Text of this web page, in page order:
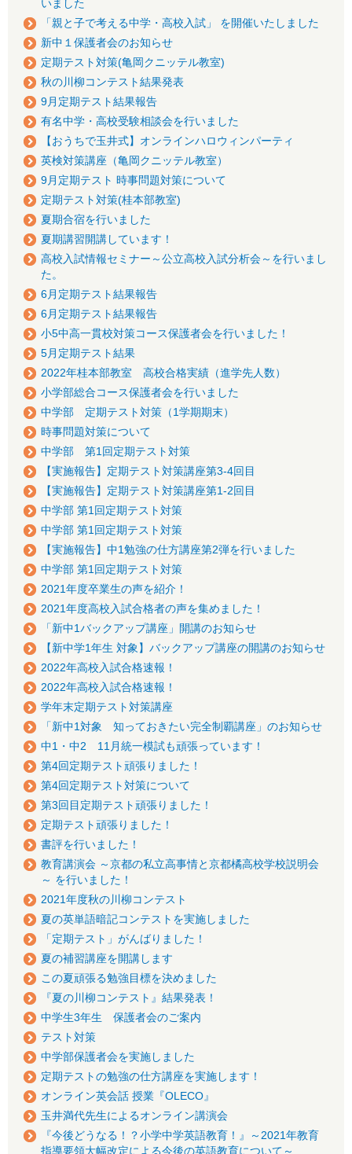
いました
「親と子で考える中学・高校入試」 を開催いたしました
新中１保護者会のお知らせ
定期テスト対策(亀岡クニッテル教室)
秋の川柳コンテスト結果発表
9月定期テスト結果報告
有名中学・高校受験相談会を行いました
【おうちで玉井式】オンラインハロウィンパーティ
英検対策講座（亀岡クニッテル教室）
9月定期テスト 時事問題対策について
定期テスト対策(桂本部教室)
夏期合宿を行いました
夏期講習開講しています！
高校入試情報セミナー～公立高校入試分析会～を行いまし
た。
6月定期テスト結果報告
6月定期テスト結果報告
小5中高一貫校対策コース保護者会を行いました！
5月定期テスト結果
2022年桂本部教室 高校合格実績（進学先人数）
小学部総合コース保護者会を行いました
中学部 定期テスト対策（1学期期末）
時事問題対策について
中学部 第1回定期テスト対策
【実施報告】定期テスト対策講座第3-4回目
【実施報告】定期テスト対策講座第1-2回目
中学部 第1回定期テスト対策
中学部 第1回定期テスト対策
【実施報告】中1勉強の仕方講座第2弾を行いました
中学部 第1回定期テスト対策
2021年度卒業生の声を紹介！
2021年度高校入試合格者の声を集めました！
「新中1バックアップ講座」開講のお知らせ
【新中学1年生 対象】バックアップ講座の開講のお知らせ
2022年高校入試合格速報！
2022年高校入試合格速報！
学年末定期テスト対策講座
「新中1対象 知っておきたい完全制覇講座」のお知らせ
中1・中2 11月統一模試も頑張っています！
第4回定期テスト頑張りました！
第4回定期テスト対策について
第3回目定期テスト頑張りました！
定期テスト頑張りました！
書評を行いました！
教育講演会 ～京都の私立高事情と京都橘高校学校説明会
～ を行いました！
2021年度秋の川柳コンテスト
夏の英単語暗記コンテストを実施しました
「定期テスト」がんばりました！
夏の補習講座を開講します
この夏頑張る勉強目標を決めました
『夏の川柳コンテスト』結果発表！
中学生3年生 保護者会のご案内
テスト対策
中学部保護者会を実施しました
定期テストの勉強の仕方講座を実施します！
オンライン英会話 授業『OLECO』
玉井満代先生によるオンライン講演会
『今後どうなる！？小学中学英語教育！』～2021年教育
指導要領大幅改定による今後の英語教育について～